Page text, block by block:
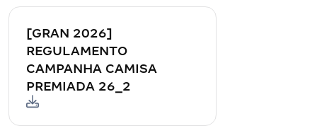
[GRAN 2026]
REGULAMENTO
CAMPANHA CAMISA
PREMIADA 26_2